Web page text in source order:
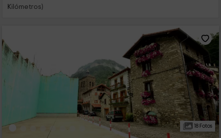
Kilómetros)
18 Fotos